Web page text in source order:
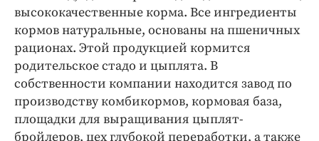
высококачественные корма. Все ингредиенты
кормов натуральные, основаны на пшеничных
рационах. Этой продукцией кормится
родительское стадо и цыплята. В
собственности компании находится завод по
производству комбикормов, кормовая база,
площадки для выращивания цыплят-
бройлеров, цех глубокой переработки, а также